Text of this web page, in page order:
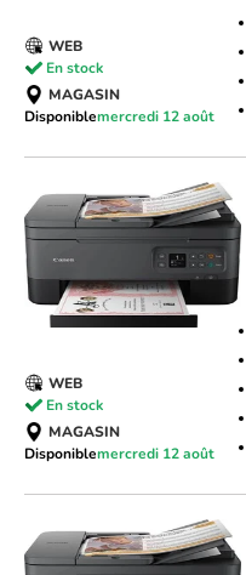
WEB
En stock
MAGASIN
Disponiblemercredi 12 août
WEB
En stock
MAGASIN
Disponiblemercredi 12 août